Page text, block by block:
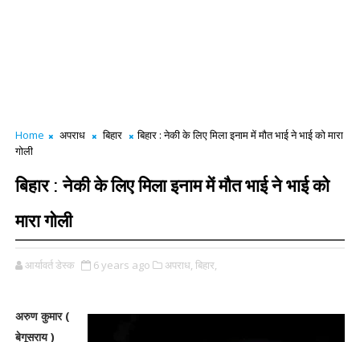
Home अपराध बिहार
बिहार : नेकी के लिए मिला इनाम में मौत भाई ने भाई को मारा
गोली
बिहार : नेकी के लिए मिला इनाम में मौत भाई ने भाई को
मारा गोली
आर्यावर्त डेस्क 6 years ago अपराध, बिहार,
अरुण कुमार (
बेगूसराय )